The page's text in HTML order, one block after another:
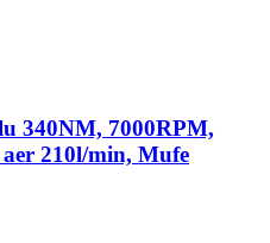
340NM, 7000RPM,
210l/min, Mufe